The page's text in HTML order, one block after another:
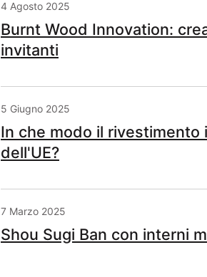
4 Agosto 2025
Burnt Wood Innovation:
invitanti
5 Giugno 2025
In che modo il rivestimento
dell'UE?
7 Marzo 2025
Shou Sugi Ban con interni